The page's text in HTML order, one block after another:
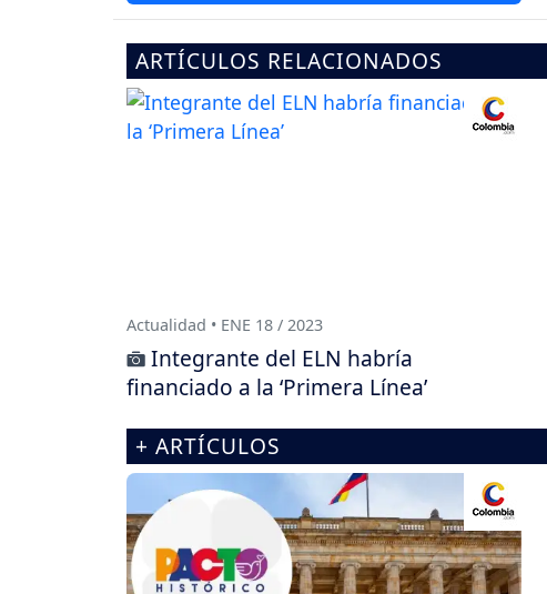
ARTÍCULOS RELACIONADOS
Actualidad • ENE 18 / 2023
Integrante del ELN habría
financiado a la ‘Primera Línea’
+ ARTÍCULOS